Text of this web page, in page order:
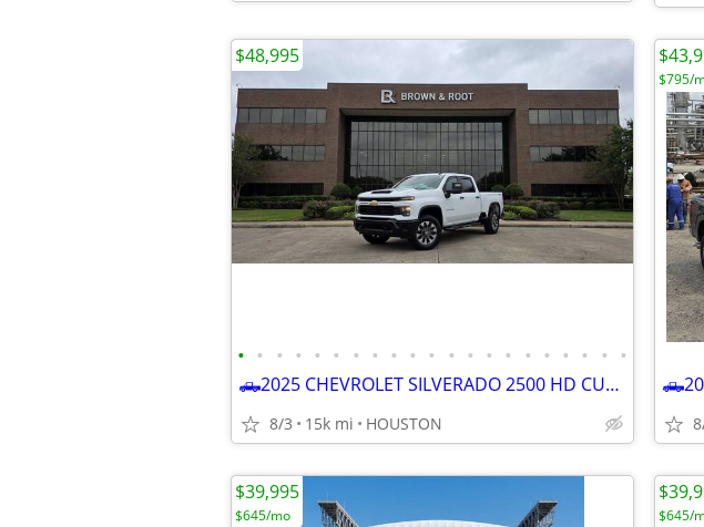
• • • • • • • • • • • • • • • • • • • • •
🛻2025 CHEVROLET SILVERADO 2500 HD CUSTOM STRD BED 4x4
8/3 15k mi HOUSTON
$48,995
$795/
$39,995
$645/mo $645/